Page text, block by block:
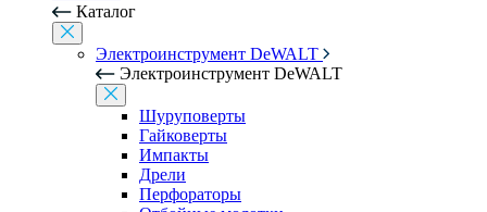
Каталог
Электроинструмент DeWALT
Электроинструмент DeWALT
Шуруповерты
Гайковерты
Импакты
Дрели
Перфораторы